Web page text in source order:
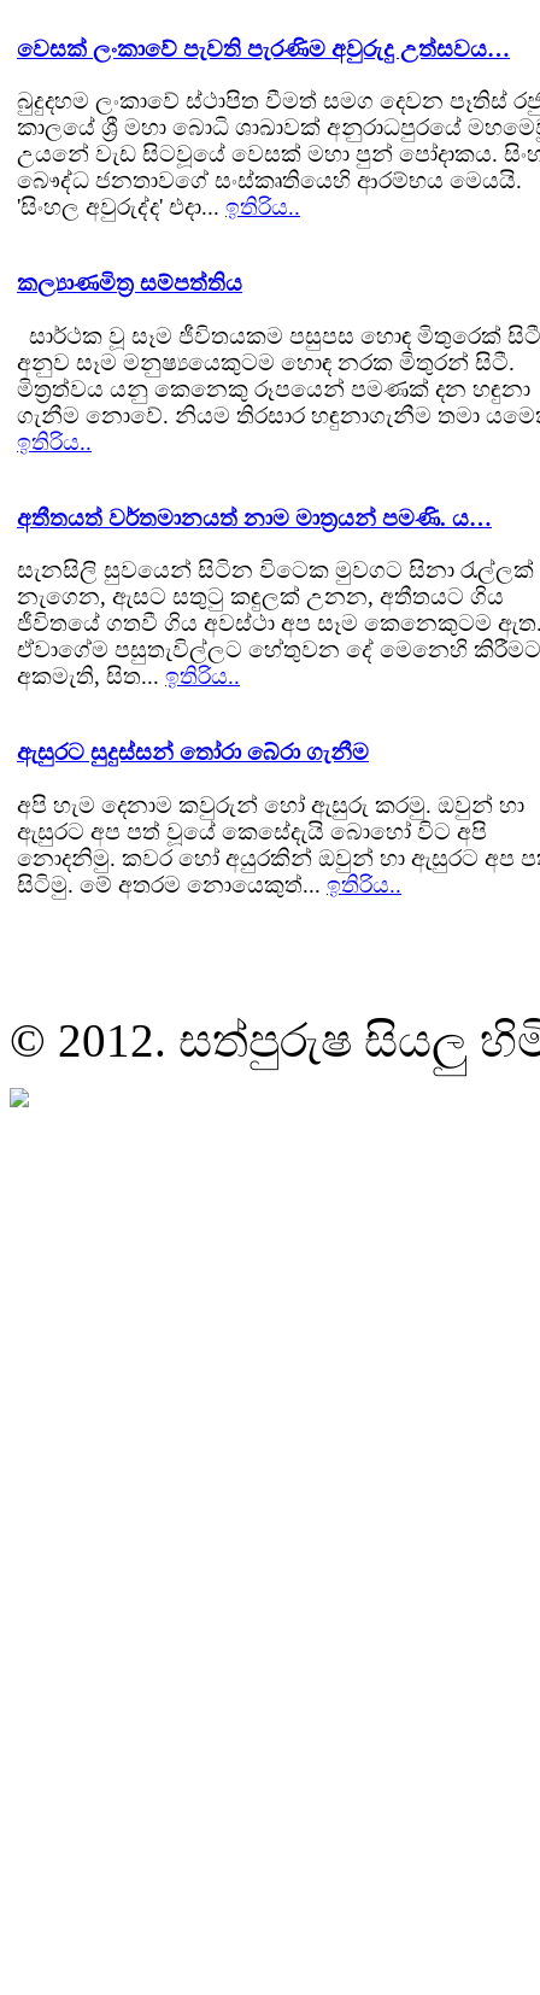
වෙසක් ලංකාවේ පැවති පැරණිම අවුරුදු උත්සවය…
බුදුදහම ලංකාවේ ස්ථාපිත වීමත් සමග දෙවන පෑතිස්
කාලයේ ශ්‍රී මහා බොධි ශාඛාවක් අනුරාධපුරයේ
උයනේ වැඩ සිටවූයේ වෙසක් මහා පුන් පෝදාකය.
බෞද්ධ ජනතාවගේ සංස්කෘතියෙහි ආරම්භය මෙයයි.
'සිංහල අවුරුද්ද' එදා... ඉතිරිය..
කල්‍යාණමිත්‍ර සම්පත්තිය
සාර්ථක වූ සෑම ජීවිතයකම පසුපස හොඳ මිතුරෙක්
අනුව සෑම මනුෂ්‍යයෙකුටම හොඳ නරක මිතුරන් සිටී.
මිත්‍රත්වය යනු කෙනෙකු රූපයෙන් පමණක් දන හඳුනා
ගැනීම නොවේ. නියම තිරසාර හඳුනාගැනීම තමා
ඉතිරිය..
අතීතයත් වර්තමානයත් නාම මාත්‍රයන් පමණි. ය…
සැනසිලි සුවයෙන් සිටින විටෙක මුවගට සිනා රැල්ලක්
නැගෙන, ඇසට සතුටු කඳුලක් උනන, අතීතයට ගිය
ජීවිතයේ ගතවී ගිය අවස්ථා අප සෑම කෙනෙකුටම
ඒවාගේම පසුතැවිල්ලට හේතුවන දේ මෙනෙහි
අකමැති, සිත... ඉතිරිය..
ඇසුරට සුදුස්සන් තෝරා බේරා ගැනීම
අපි හැම දෙනාම කවුරුන් හෝ ඇසුරු කරමු. ඔවුන් හා
ඇසුරට අප පත් වූයේ කෙසේදැයි බොහෝ විට අපි
නොදනිමු. කවර හෝ අයුරකින් ඔවුන් හා ඇසුරට අප
සිටිමු. මේ අතරම නොයෙකුත්... ඉතිරිය..
© 2012. සත්පුරුෂ සියලු